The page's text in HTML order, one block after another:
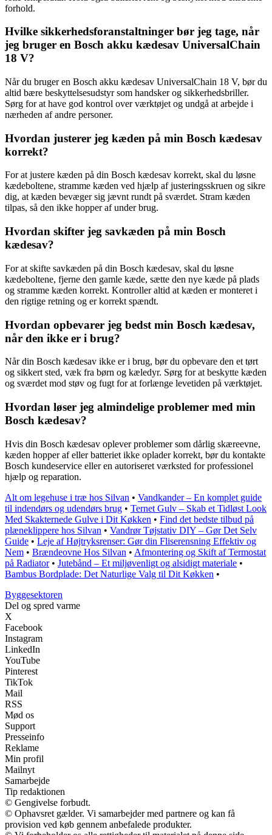
forhold.
Hvilke sikkerhedsforanstaltninger bør jeg tage, når
jeg bruger en Bosch akku kædesav UniversalChain
18 V?
Når du bruger en Bosch akku kædesav UniversalChain 18 V, bør du
altid bære beskyttelsesudstyr som handsker og sikkerhedsbriller.
Sørg for at have god kontrol over værktøjet og undgå at arbejde i
nærheden af andre personer.
Hvordan justerer jeg kæden på min Bosch kædesav
korrekt?
For at justere kæden på din Bosch kædesav korrekt, skal du løsne
kædeboltene, stramme kæden ved hjælp af justeringsskruen og sikre
dig, at kæden bevæger sig jævnt rundt på sværdet. Stram kæden
tilpas, så den ikke hopper af under brug.
Hvordan skifter jeg savkæden på min Bosch
kædesav?
For at skifte savkæden på din Bosch kædesav, skal du løsne
kædeboltene, fjerne den gamle kæde, sætte den nye kæde på plads
og stramme kæden korrekt. Kontroller altid at kæden er monteret i
den rigtige retning og er korrekt spændt.
Hvordan opbevarer jeg bedst min Bosch kædesav,
når den ikke er i brug?
Når din Bosch kædesav ikke er i brug, bør du opbevare den et tørt
og sikkert sted, væk fra børn og kæledyr. Sørg for at beskytte kæden
og sværdet mod støv og fugt for at forlænge levetiden på værktøjet.
Hvordan løser jeg almindelige problemer med min
Bosch kædesav?
Hvis din Bosch kædesav oplever problemer som dårlig skæreevne,
kæden hopper af eller batteriet ikke oplader korrekt, bør du kontakte
Bosch kundeservice eller en autoriseret værksted for professionel
hjælp og reparation.
Alt om legehuse i træ hos Silvan • Vandkander – En komplet guide
til indendørs og udendørs brug • Ternet Gulv – Skab et Tidløst Look
Med Skakternede Gulve i Dit Køkken • Find det bedste tilbud på
plæneklippere hos Silvan • Vandrør Tøjstativ DIY – Gør Det Selv
Guide • Leje af Højtryksrenser: Gør din Fliserensning Effektiv og
Nem • Brændeovne Hos Silvan • Afmontering og Skift af Termostat
på Radiator• Jutebånd – Et miljøvenligt og alsidigt materiale •
Bambus Bordplade: Det Naturlige Valg til Dit Køkken •
Byggesektoren
Del og spred varme
X
Facebook
Instagram
LinkedIn
YouTube
Pinterest
TikTok
Mail
RSS
Mød os
Support
Presseinfo
Reklame
Min profil
Mailnyt
Samarbejde
Tip redaktionen
© Gengivelse forbudt.
© Ophavsret gælder. Vi samarbejder med partnere og kan få
provision ved køb gennem anbefalede produkter.